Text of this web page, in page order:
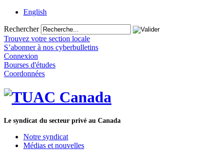
English
Rechercher
Trouvez votre section locale
S’abonner à nos cyberbulletins
Connexion
Bourses d'études
Coordonnées
Le syndicat du secteur privé au Canada
Notre syndicat
Médias et nouvelles